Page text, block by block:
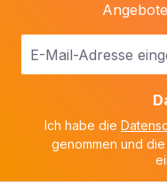
E-
Ich habe die
genommen und die